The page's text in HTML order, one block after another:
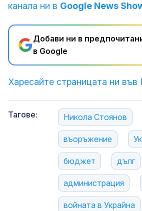
канала ни в Google News
Добави ни в
в Google
Харесайте страницата ни във
Тагове: Никола Стоянов
въоръжение
бюджет дълг
администрация
войната в Украйна